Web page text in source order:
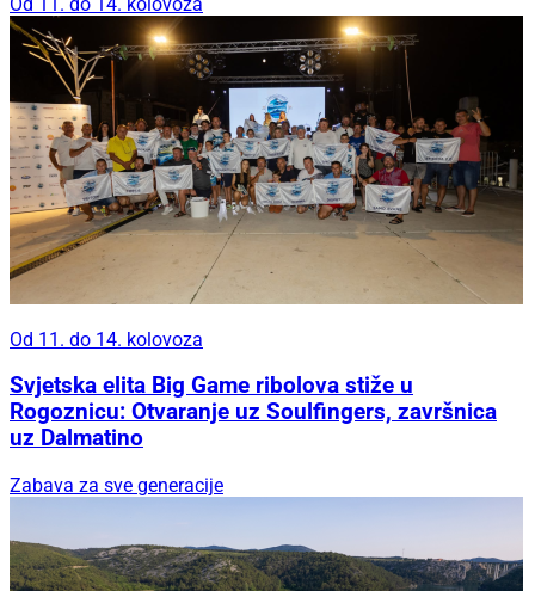
Od 11. do 14. kolovoza
Svjetska elita Big Game ribolova stiže u
Rogoznicu: Otvaranje uz Soulfingers, završnica
uz Dalmatino
Zabava za sve generacije